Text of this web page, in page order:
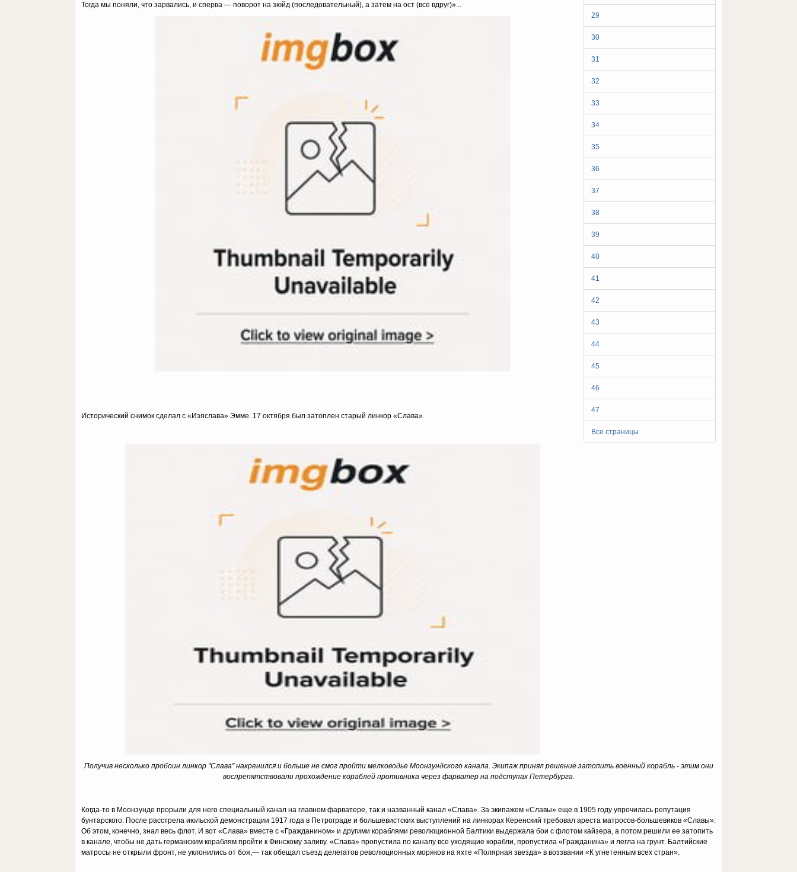
29
30
31
32
33
34
35
36
37
38
39
40
41
42
43
44
45
46
47
Все страницы
Тогда мы поняли, что зарвались, и сперва — поворот на зюйд (последовательный), а затем на ост (все вдруг)»...
Исторический снимок сделал с «Изяслава» Эмме. 17 октября был затоплен старый линкор «Слава».
Получив несколько пробоин линкор "Слава" накренился и больше не смог пройти мелководье Моонзундского канала. Экипаж принял решение затопить военный корабль - этим они
воспрепятствовали прохождение кораблей противника через фарватер на подступах Петербурга.
Когда-то в Моонзунде прорыли для него специальный канал на главном фарватере, так и названный канал «Слава». За экипажем «Славы» еще в 1905 году упрочилась репутация
бунтарского. После расстрела июльской демонстрации 1917 года в Петрограде и большевистских выступлений на линкорах Керенский требовал ареста матросов-большевиков «Славы».
Об этом, конечно, знал весь флот. И вот «Слава» вместе с «Гражданином» и другими кораблями революционной Балтики выдержала бои с флотом кайзера, а потом решили ее затопить
в канале, чтобы не дать германским кораблям пройти к Финскому заливу. «Слава» пропустила по каналу все уходящие корабли, пропустила «Гражданина» и легла на грунт. Балтийские
матросы не открыли фронт, не уклонились от боя,— так обещал съезд делегатов революционных моряков на яхте «Полярная звезда» в воззвании «К угнетенным всех стран».